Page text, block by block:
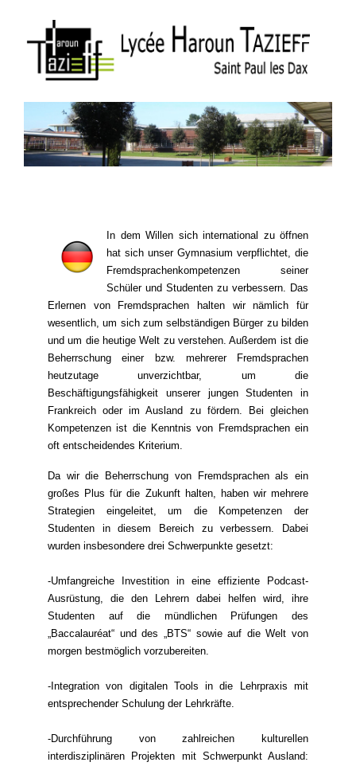
In dem Willen sich international zu öffnen
hat sich unser Gymnasium verpflichtet, die
Fremdsprachenkompetenzen seiner
Schüler und Studenten zu verbessern. Das
Erlernen von Fremdsprachen halten wir nämlich für
wesentlich, um sich zum selbständigen Bürger zu bilden
und um die heutige Welt zu verstehen. Außerdem ist die
Beherrschung einer bzw. mehrerer Fremdsprachen
heutzutage unverzichtbar, um die
Beschäftigungsfähigkeit unserer jungen Studenten in
Frankreich oder im Ausland zu fördern. Bei gleichen
Kompetenzen ist die Kenntnis von Fremdsprachen ein
oft entscheidendes Kriterium.
Da wir die Beherrschung von Fremdsprachen als ein
großes Plus für die Zukunft halten, haben wir mehrere
Strategien eingeleitet, um die Kompetenzen der
Studenten in diesem Bereich zu verbessern. Dabei
wurden insbesondere drei Schwerpunkte gesetzt:
-Umfangreiche Investition in eine effiziente Podcast-
Ausrüstung, die den Lehrern dabei helfen wird, ihre
Studenten auf die mündlichen Prüfungen des
„Baccalauréat“ und des „BTS“ sowie auf die Welt von
morgen bestmöglich vorzubereiten.
-Integration von digitalen Tools in die Lehrpraxis mit
entsprechender Schulung der Lehrkräfte.
-Durchführung von zahlreichen kulturellen
interdisziplinären Projekten mit Schwerpunkt Ausland: